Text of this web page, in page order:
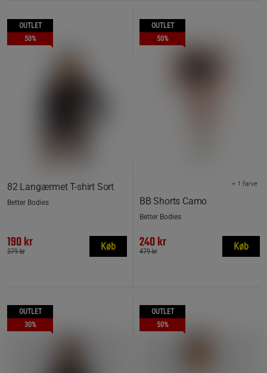
OUTLET
50%
82 Langærmet T-shirt Sort
Better Bodies
190 kr
379 kr Køb
OUTLET
50%
BB Shorts Camo
+ 1 farve
Better Bodies
240 kr
479 kr Køb
OUTLET
30%
OUTLET
50%